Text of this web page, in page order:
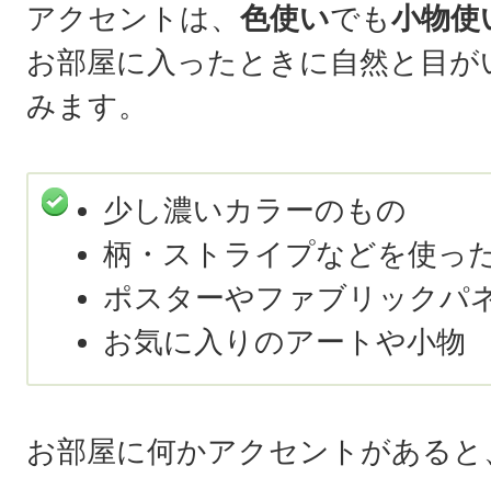
アクセントは、 色使いでも小物使
お部屋に入ったときに自然と目
みます。
少し濃いカラーのもの
柄・ストライプなどを使っ
ポスターやファブリックパ
お気に入りのアートや小
お部屋に何かアクセントがある